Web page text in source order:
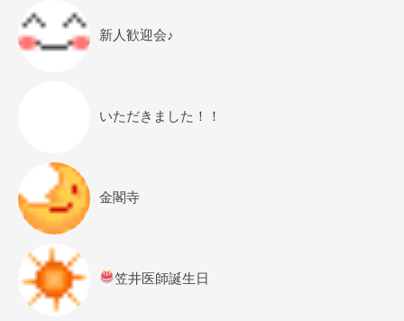
新人歓迎会♪
いただきました！！
金閣寺
笠井医師誕生日